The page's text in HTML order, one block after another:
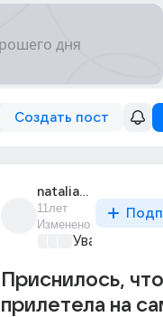
Создать пост
natalia_asw
11лет
Изменено
Уважаемый
Приснилось, что
прилетела на